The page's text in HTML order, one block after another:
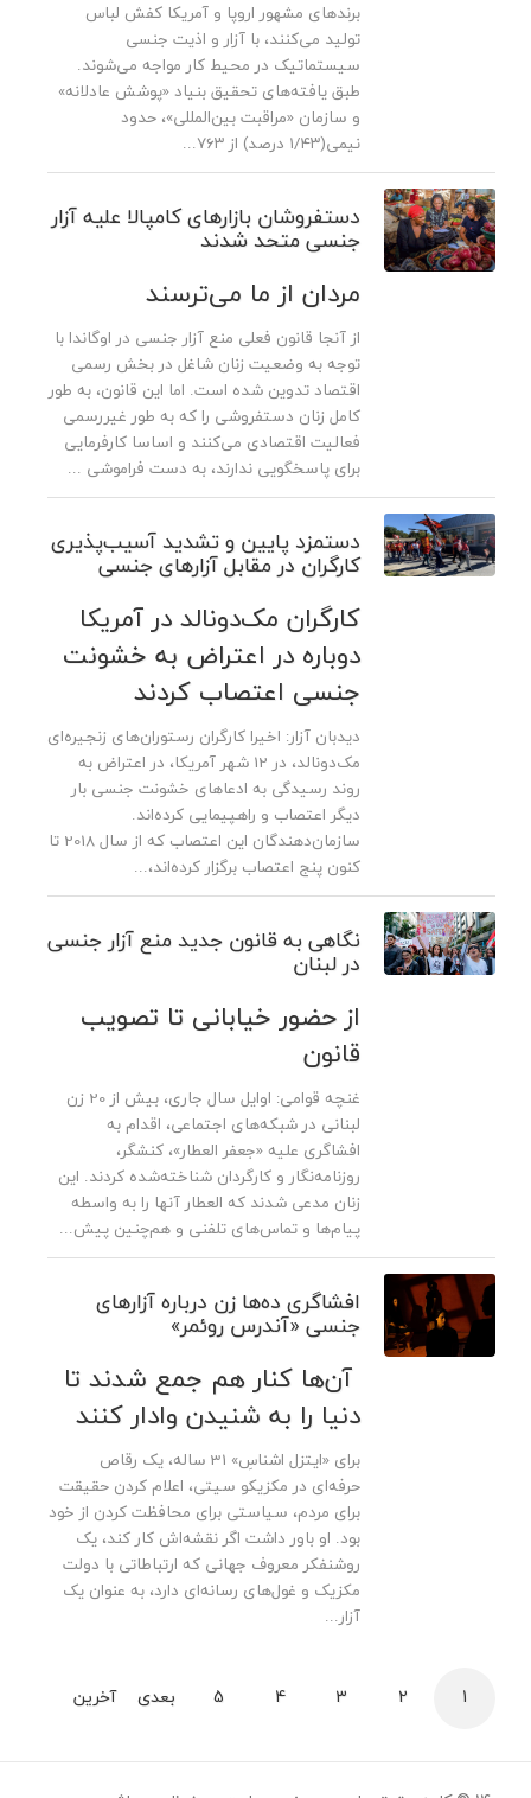
برندهای مشهور اروپا و آمریکا کفش لباس
تولید می‌کنند، با آزار و اذیت جنسی
سیستماتیک در محیط کار مواجه می‌شوند.
طبق یافته‌های تحقیق بنیاد «پوشش عادلانه»
و سازمان «مراقبت بین‌المللی»، حدود
نیمی(۱/۴۳ درصد) از ۷۶۳...
دستفروشان بازارهای کامپالا علیه آزار
جنسی متحد شدند
مردان از ما می‌ترسند
از آنجا قانون فعلی منع آزار جنسی در اوگاندا با
توجه به وضعیت زنان شاغل در بخش رسمی
اقتصاد تدوین شده است. اما این قانون، به طور
کامل زنان دستفروشی را که به طور غیررسمی
فعالیت اقتصادی می‌کنند و اساسا کارفرمایی
برای پاسخگویی ندارند، به دست فراموشی ...
دستمزد پایین و تشدید آسیب‌پذیری
کارگران در مقابل آزارهای جنسی
کارگران مک‌دونالد در آمریکا
دوباره در اعتراض به خشونت
جنسی اعتصاب کردند
دیدبان آزار: اخیرا کارگران رستوران‌های زنجیره‌ای
مک‌دونالد، در 12 شهر آمریکا، در اعتراض به
روند رسیدگی به ادعاهای خشونت جنسی بار
دیگر اعتصاب و راهپیمایی کرده‌اند.
سازمان‌دهندگان این اعتصاب که از سال 2018 تا
کنون پنج اعتصاب برگزار کرد‌ه‌اند،...
نگاهی به قانون جدید منع آزار جنسی
در لبنان
از حضور خیابانی تا تصویب
قانون
غنچه قوامی: اوایل سال جاری، بیش از 20 زن
لبنانی در شبکه‌های اجتماعی، اقدام به
افشاگری علیه «جعفر العطار»، کنشگر،
روزنامه‌نگار و کارگردان شناخته‌شده کردند. این
زنان مدعی شدند که العطار آنها را به واسطه
پیام‌ها و تماس‌های تلفنی و هم‌چنین پیش‌...
افشاگری ده‌ها زن درباره آزارهای
جنسی «آندرس روئمر»
آن‌‌ها کنار هم جمع شدند تا
دنیا را به شنیدن وادار کنند
برای «ایتزل اشناسِ» 31 ساله، یک رقاص
حرفه‌ای در مکزیکو سیتی، اعلام کردن حقیقت
برای مردم، سیاستی برای محافظت کردن از خود
بود. او باور داشت اگر نقشه‌اش کار کند، یک
روشنفکر معروف جهانی که ارتباطاتی با دولت
مکزیک و غول‌های رسانه‌ای دارد، به عنوان یک
آزار...
1
2
3
4
5 بعدی آخرین